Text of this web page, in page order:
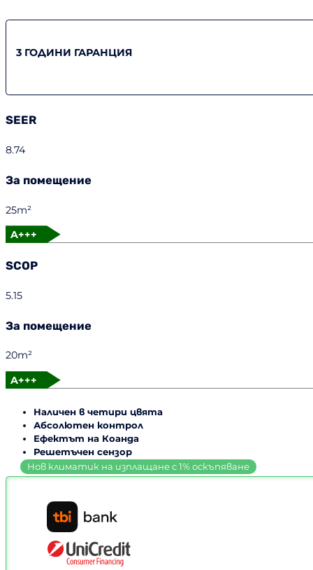
3 ГОДИНИ ГАРАНЦИЯ
SEER
8.74
За помещение
25m²
A+++
SCOP
5.15
За помещение
20m²
A+++
Наличен в четири цвята
Абсолютен контрол
Ефектът на Коанда
Решетъчен сензор